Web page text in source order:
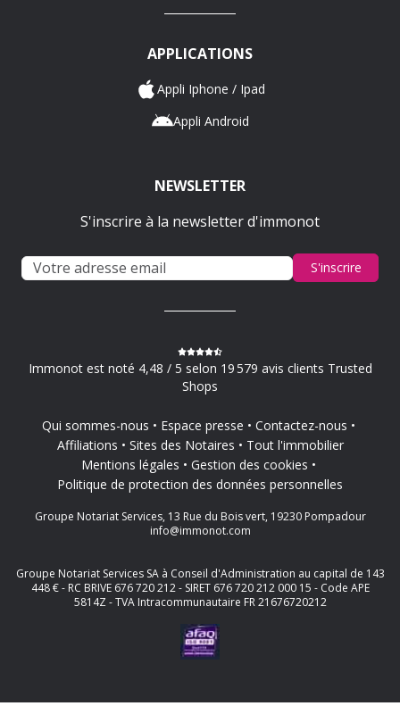
APPLICATIONS
Appli Iphone / Ipad
Appli Android
NEWSLETTER
S'inscrire à la newsletter d'immonot
S'inscrire
Immonot est noté 4,48 / 5 selon 19 579 avis clients Trusted
Shops
Qui sommes-nous Espace presse
Contactez-nous
Affiliations
Sites des Notaires
Tout l'immobilier
Mentions légales
Gestion des cookies
Politique de protection des données personnelles
Groupe Notariat Services, 13 Rue du Bois vert, 19230 Pompadour
info@immonot.com
Groupe Notariat Services SA à Conseil d'Administration au capital de 143
448 € - RC BRIVE 676 720 212 - SIRET 676 720 212 000 15 - Code APE
5814Z - TVA Intracommunautaire FR 21676720212